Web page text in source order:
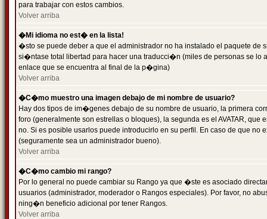
para trabajar con estos cambios.
Volver arriba
�Mi idioma no est� en la lista!
�sto se puede deber a que el administrador no ha instalado el paquete
si�ntase total libertad para hacer una traducci�n (miles de personas se
enlace que se encuentra al final de la p�gina)
Volver arriba
�C�mo muestro una imagen debajo de mi nombre de usuario?
Hay dos tipos de im�genes debajo de su nombre de usuario, la primera
foro (generalmente son estrellas o bloques), la segunda es el AVATAR,
no. Si es posible usarlos puede introducirlo en su perfil. En caso de que
(seguramente sea un administrador bueno).
Volver arriba
�C�mo cambio mi rango?
Por lo general no puede cambiar su Rango ya que �ste es asociado
usuarios (administrador, moderador o Rangos especiales). Por favor, no
ning�n beneficio adicional por tener Rangos.
Volver arriba